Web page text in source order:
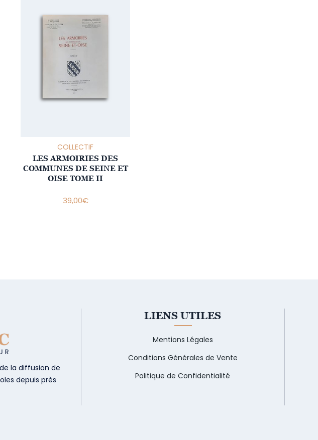
COLLECTIF
LES ARMOIRIES DES
COMMUNES DE SEINE ET
OISE TOME II
39,00€
Price
Price
la diffusion de
depuis près
LIENS UTILES
Mentions Légales
Conditions Générales de Vente
Politique de Confidentialité